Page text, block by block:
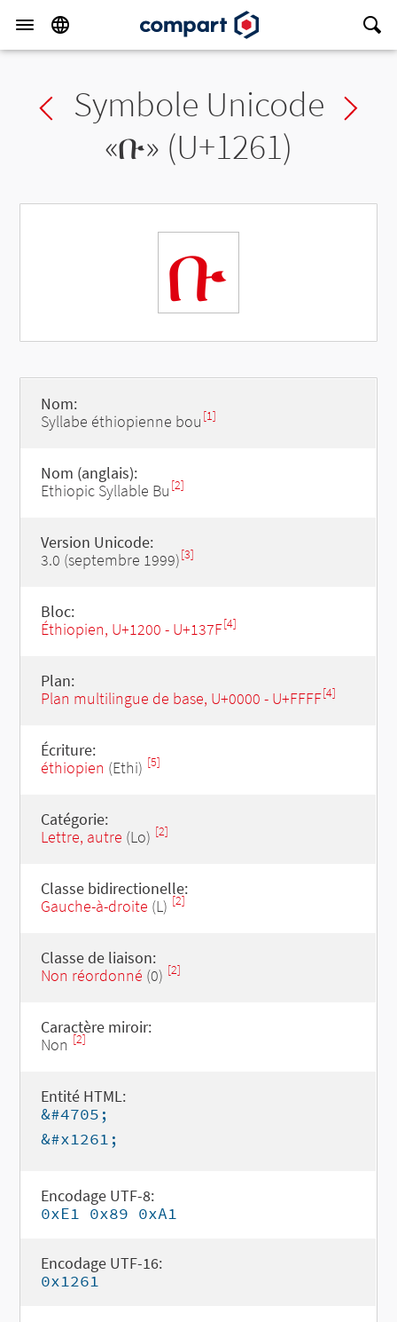
Previous char
Symbole Unicode
«ቡ» (U+1261)
ቡ
Nom:
Syllabe éthiopienne bou [1]
Nom (anglais):
Ethiopic Syllable Bu [2]
Version Unicode:
3.0 (septembre 1999)[3]
Bloc:
Éthiopien, U+1200 - U+137F[4]
Plan:
Plan multilingue de base, U+0000 - U+FFFF[4]
Écriture:
éthiopien (Ethi) [5]
Catégorie:
Lettre, autre (Lo) [2]
Classe bidirectionelle:
Gauche-à-droite (L) [2]
Classe de liaison:
Non réordonné (0) [2]
Caractère miroir:
Non [2]
Entité HTML:
&#4705;
&#x1261;
Encodage UTF-8:
0xE1 0x89 0xA1
Encodage UTF-16:
0x1261